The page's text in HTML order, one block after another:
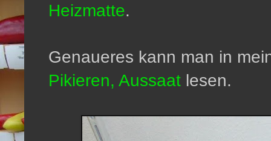
Heizmatte.
Genaueres kann man in
Pikieren, Aussaat lesen.